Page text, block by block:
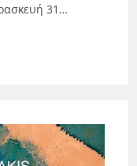
31…